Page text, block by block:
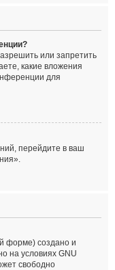
или запретить
какие вложения
для
перейдите в ваш
форме) создано и
на условиях GNU
свободно